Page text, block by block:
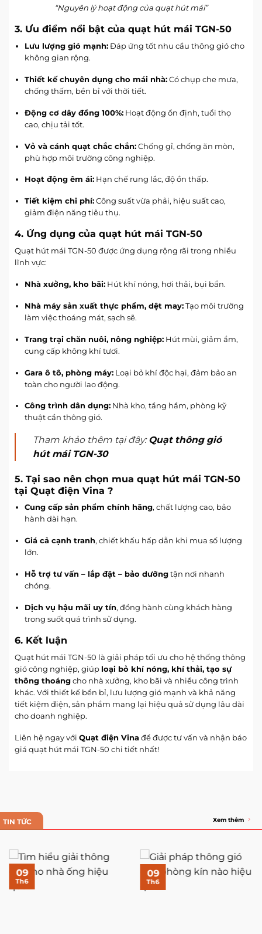
“Nguyên lý hoạt động của quạt hút mái”
3. Ưu điểm nổi bật của quạt hút mái TGN-50
Lưu lượng gió mạnh:Đáp ứng tốt nhu cầu thông gió cho
không gian rộng.
Thiết kế chuyên dụng cho mái nhà:Có chụp che mưa,
chống thấm, bền bỉ với thời tiết.
Động cơ dây đồng 100%:Hoạt động ổn định, tuổi thọ
cao, chịu tải tốt.
Vỏ và cánh quạt chắc chắn:Chống gỉ, chống ăn mòn,
phù hợp môi trường công nghiệp.
Hoạt động êm ái:Hạn chế rung lắc, độ ồn thấp.
Tiết kiệm chi phí:Công suất vừa phải, hiệu suất cao,
giảm điện năng tiêu thụ.
4. Ứng dụng của quạt hút mái TGN-50
Quạt hút mái TGN-50 được ứng dụng rộng rãi trong nhiều
lĩnh vực:
Nhà xưởng, kho bãi:Hút khí nóng, hơi thải, bụi bẩn.
Nhà máy sản xuất thực phẩm, dệt may:Tạo môi trường
làm việc thoáng mát, sạch sẽ.
Trang trại chăn nuôi, nông nghiệp:Hút mùi, giảm ẩm,
cung cấp không khí tươi.
Gara ô tô, phòng máy:Loại bỏ khí độc hại, đảm bảo an
toàn cho người lao động.
Công trình dân dụng:Nhà kho, tầng hầm, phòng kỹ
thuật cần thông gió.
Tham khảo thêm tại đây:Quạt thông gió
hút mái TGN-30
5. Tại sao nên chọn mua quạt hút mái TGN-50
tại Quạt điện Vina ?
Cung cấp sản phẩm chính hãng, chất lượng cao, bảo
hành dài hạn.
Giá cả cạnh tranh, chiết khấu hấp dẫn khi mua số lượng
lớn.
Hỗ trợ tư vấn – lắp đặt – bảo dưỡngtận nơi nhanh
chóng.
Dịch vụ hậu mãi uy tín, đồng hành cùng khách hàng
trong suốt quá trình sử dụng.
6. Kết luận
Quạt hút mái TGN-50 là giải pháp tối ưu cho hệ thống thông
gió công nghiệp, giúp loại bỏ khí nóng, khí thải, tạo sự
thông thoángcho nhà xưởng, kho bãi và nhiều công trình
khác. Với thiết kế bền bỉ, lưu lượng gió mạnh và khả năng
tiết kiệm điện, sản phẩm mang lại hiệu quả sử dụng lâu dài
cho doanh nghiệp.
Liên hệ ngay với Quạt điện Vinađể được tư vấn và nhận báo
giá quạt hút mái TGN-50 chi tiết nhất!
TIN TỨC Xem thêm
09
Th6
09
Th6